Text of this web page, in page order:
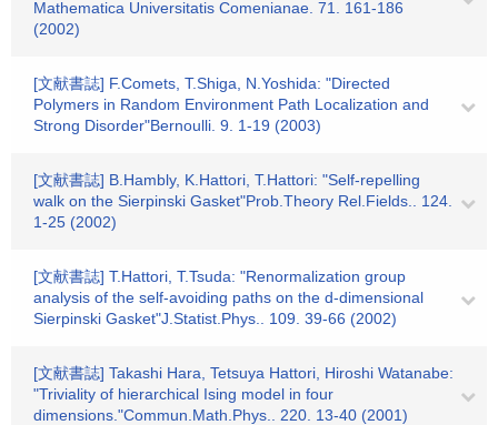
Mathematica Universitatis Comenianae. 71. 161-186
(2002)
[文献書誌] F.Comets, T.Shiga, N.Yoshida: "Directed
Polymers in Random Environment Path Localization and
Strong Disorder"Bernoulli. 9. 1-19 (2003)
[文献書誌] B.Hambly, K.Hattori, T.Hattori: "Self-repelling
walk on the Sierpinski Gasket"Prob.Theory Rel.Fields.. 124.
1-25 (2002)
[文献書誌] T.Hattori, T.Tsuda: "Renormalization group
analysis of the self-avoiding paths on the d-dimensional
Sierpinski Gasket"J.Statist.Phys.. 109. 39-66 (2002)
[文献書誌] Takashi Hara, Tetsuya Hattori, Hiroshi Watanabe:
"Triviality of hierarchical Ising model in four
dimensions."Commun.Math.Phys.. 220. 13-40 (2001)